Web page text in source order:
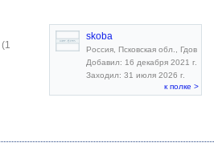
(1
skoba
Россия, Псковская обл., Гдов
Добавил: 16 декабря 2021 г.
Заходил: 31 июля 2026 г.
к полке >